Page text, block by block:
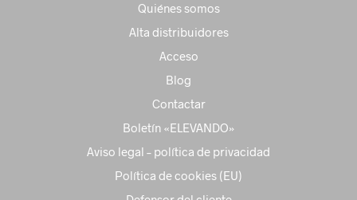
Quiénes somos
Alta distribuidores
Acceso
Blog
Contactar
Boletín «ELEVANDO»
Aviso legal – política de privacidad
Política de cookies (EU)